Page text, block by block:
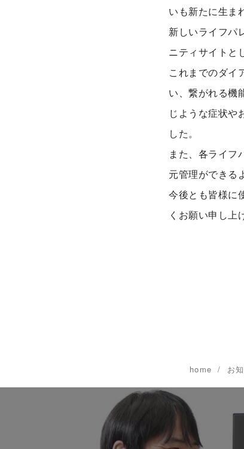
いも新たに生ま
新しいライフパ
ニティサイトと
これまでのダイ
い、繋がれる機
じような症状や
した。
また、各ライフ
元管理ができる
今後とも皆様に
くお願い申し上
home お